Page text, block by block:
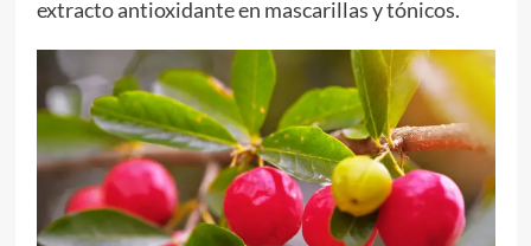
extracto antioxidante en mascarillas y tónicos.